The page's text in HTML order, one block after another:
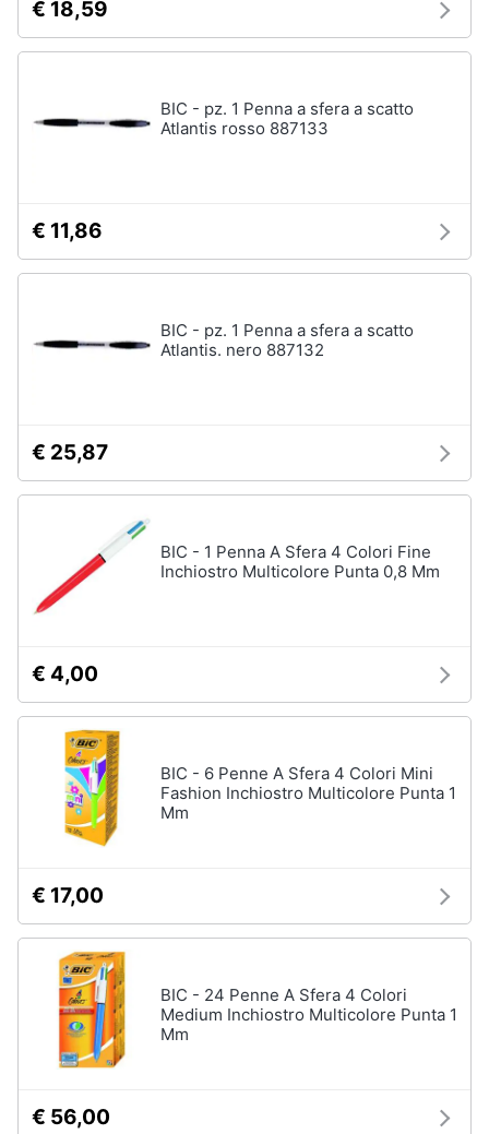
€ 18,59
BIC - pz. 1 Penna a sfera a scatto
Atlantis rosso 887133
€ 11,86
BIC - pz. 1 Penna a sfera a scatto
Atlantis. nero 887132
€ 25,87
BIC - 1 Penna A Sfera 4 Colori Fine
Inchiostro Multicolore Punta 0,8 Mm
€ 4,00
BIC - 6 Penne A Sfera 4 Colori Mini
Fashion Inchiostro Multicolore Punta 1
Mm
€ 17,00
BIC - 24 Penne A Sfera 4 Colori
Medium Inchiostro Multicolore Punta 1
Mm
€ 56,00